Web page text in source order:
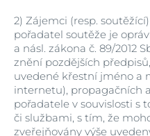
2) Zájemci (resp.
pořadatel soutěže je
a násl. zákona č. 89/2012
znění pozdějších
uvedené křestní jméno a
internetu), propagačních
pořadatele v souvislosti s
či službami, s tím, že
zveřejňovány výše